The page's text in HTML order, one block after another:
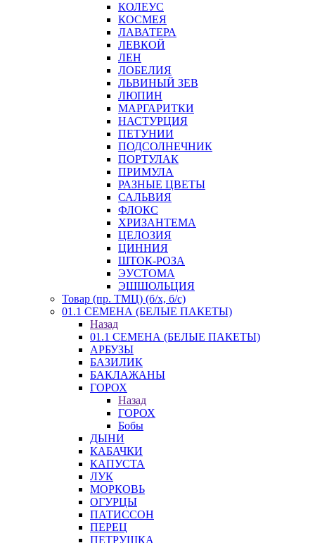
КОЛЕУС
КОСМЕЯ
ЛАВАТЕРА
ЛЕВКОЙ
ЛЕН
ЛОБЕЛИЯ
ЛЬВИНЫЙ ЗЕВ
ЛЮПИН
МАРГАРИТКИ
НАСТУРЦИЯ
ПЕТУНИИ
ПОДСОЛНЕЧНИК
ПОРТУЛАК
ПРИМУЛА
РАЗНЫЕ ЦВЕТЫ
САЛЬВИЯ
ФЛОКС
ХРИЗАНТЕМА
ЦЕЛОЗИЯ
ЦИННИЯ
ШТОК-РОЗА
ЭУСТОМА
ЭШШОЛЬЦИЯ
Товар (пр. ТМЦ) (б/х, б/с)
01.1 СЕМЕНА (БЕЛЫЕ ПАКЕТЫ)
Назад
01.1 СЕМЕНА (БЕЛЫЕ ПАКЕТЫ)
АРБУЗЫ
БАЗИЛИК
БАКЛАЖАНЫ
ГОРОХ
Назад
ГОРОХ
Бобы
ДЫНИ
КАБАЧКИ
КАПУСТА
ЛУК
МОРКОВЬ
ОГУРЦЫ
ПАТИССОН
ПЕРЕЦ
ПЕТРУШКА